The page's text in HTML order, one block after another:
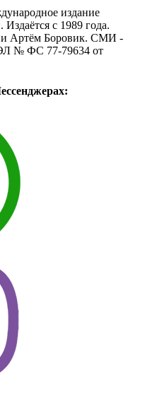
издание
с 1989 года.
Артём Боровик. CМИ -
ЭЛ № ФС 77-79634 от